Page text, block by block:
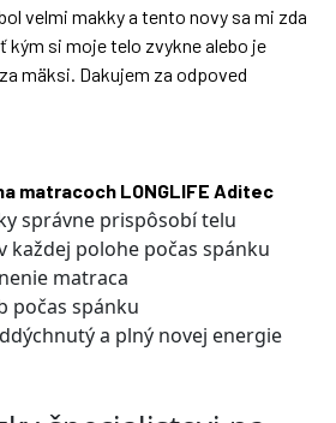
velmi makky a tento novy sa mi zda
kým si moje telo zvykne alebo je
mäksi. Dakujem za odpoved
matracoch LONGLIFE Aditec
správne prispôsobí telu
polohe počas spánku
matraca
počas spánku
a plný novej energie